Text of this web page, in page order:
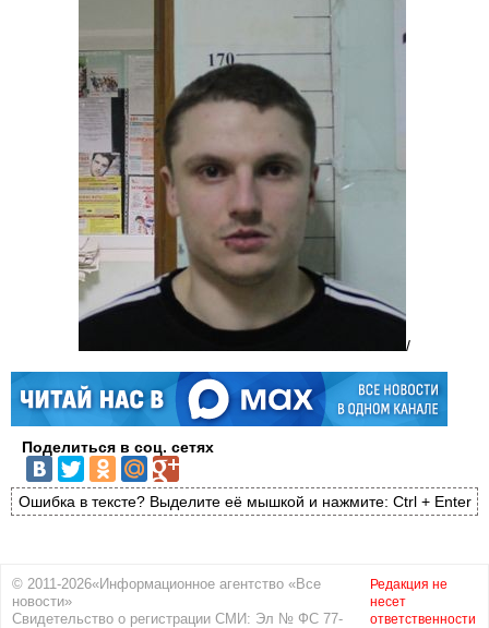
/
Поделиться в соц. сетях
Ошибка в тексте? Выделите её мышкой и нажмите: Ctrl + Enter
© 2011-2026«Информационное агентство «Все
новости»
Свидетельство о регистрации СМИ: Эл № ФС 77-
Редакция не
несет
ответственности